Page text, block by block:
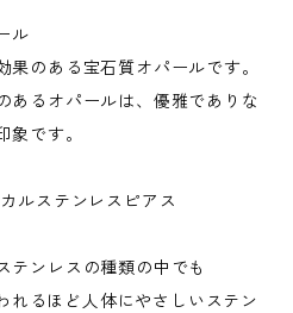
ル
のある宝石質オパールです。
あるオパールは、優雅でありな
です。
ルステンレスピアス
テンレスの種類の中でも
れるほど人体にやさしいステン